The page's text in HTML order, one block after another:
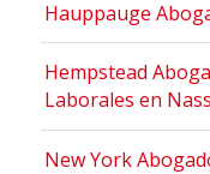
Hauppauge
Hempstead
Laborales en
New York